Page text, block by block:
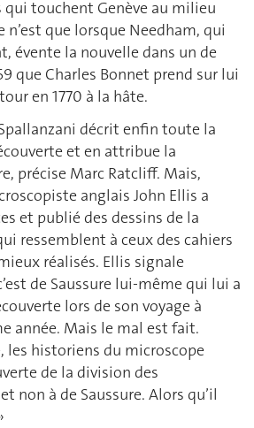
touchent Genève au milieu
n’est que lorsque Needham, qui
évente la nouvelle dans un de
que Charles Bonnet prend sur lui
en 1770 à la hâte.
Spallanzani décrit enfin toute la
et en attribue la
précise Marc Ratcliff. Mais,
anglais John Ellis a
et publié des dessins de la
ressemblent à ceux des cahiers
réalisés. Ellis signale
de Saussure lui-même qui lui a
lors de son voyage à
année. Mais le mal est fait.
les historiens du microscope
de la division des
non à de Saussure. Alors qu’il